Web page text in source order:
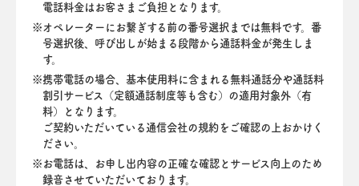
電話料金はお客さまご負担となります。
オペレーターにお繋ぎする前の番号選択までは無料です。番
号選択後、呼び出しが始まる段階から通話料金が発生しま
す。
携帯電話の場合、基本使用料に含まれる無料通話分や通話料
割引サービス（定額通話制度等も含む）の適用対象外（有
料）となります。
ご契約いただいている通信会社の規約をご確認の上おかけく
ださい。
お電話は、お申し出内容の正確な確認とサービス向上のため
録音させていただいております。